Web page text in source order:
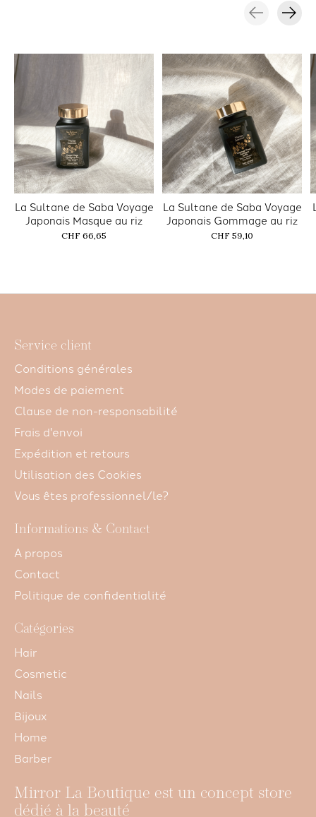
La Sultane de Saba Voyage
Japonais Masque au riz
CHF 66,65
La Sultane de Saba Voyage
Japonais Gommage au riz
CHF 59,10
Service client
Conditions générales
Modes de paiement
Clause de non-responsabilité
Frais d'envoi
Expédition et retours
Utilisation des Cookies
Vous êtes professionnel/le?
Informations & Contact
A propos
Contact
Politique de confidentialité
Catégories
Hair
Cosmetic
Nails
Bijoux
Home
Barber
Mirror La Boutique est un concept store
dédié à la beauté